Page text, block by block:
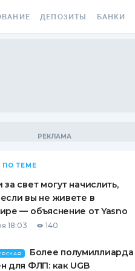
ВИНЬЕТКА
СОТРУДНИКОВ
ОТ
СЛУЧАЕВ
ДЕПОЗИТЫ
ВОПРОСЫ И ОТВЕТЫ
ПУТЕВОДИТЕЛИ ПО
СБЕРЕЖЕНИЯМ
БАНКИ
ПО ТЕМЕ
за свет могут начислить,
вы не живете в
— объяснение от Yasno
18:03 140
Более полумиллиарда
для ФЛП: как UGB